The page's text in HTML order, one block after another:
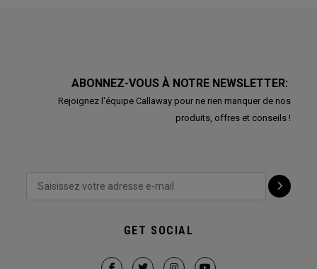
ABONNEZ-VOUS À NOTRE NEWSLETTER:
Rejoignez l'équipe Callaway pour ne rien manquer de nos
produits, offres et conseils !
GET SOCIAL